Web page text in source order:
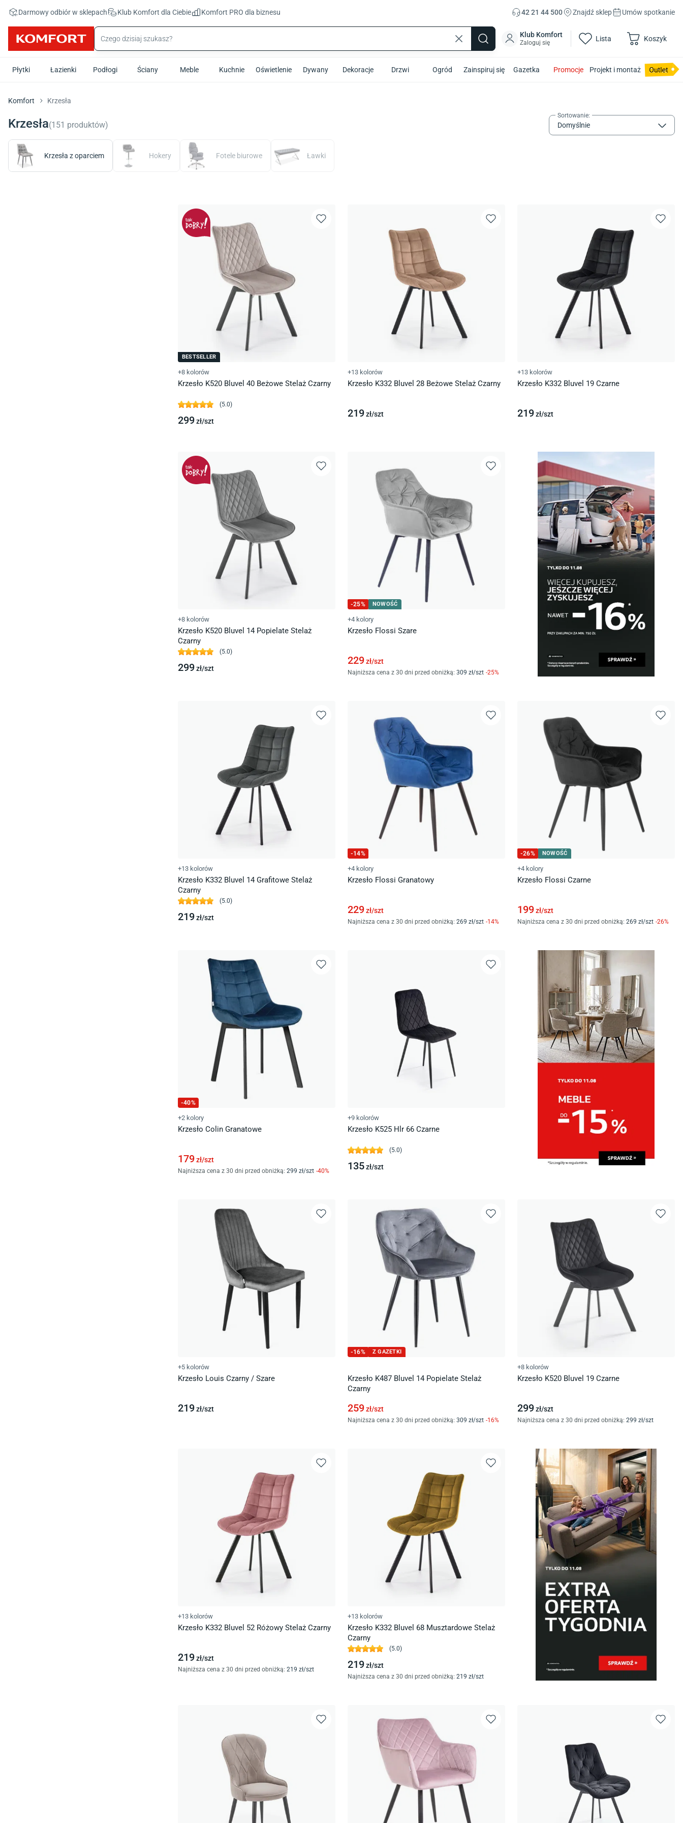
Darmowy odbiór w sklepach Klub Komfort dla Ciebie Komfort PRO dla biznesu 42 21 44 500 Znajdź sklep Umów spotkanie
Klub Komfort
Zaloguj się Lista Koszyk
Płytki Łazienki Podłogi Ściany Meble Kuchnie Oświetlenie Dywany Dekoracje Drzwi Ogród Zainspiruj się Gazetka Promocje Projekt i montaż
Komfort Krzesła
Krzesła(151 produktów)
Sortowanie:
Domyślnie
Krzesła z oparciem Hokery Fotele biurowe Ławki
BESTSELLER
+8 kolorów
Krzesło K520 Bluvel 40 Beżowe Stelaż Czarny
(5.0)
299zł/szt
+13 kolorów
Krzesło K332 Bluvel 28 Beżowe Stelaż Czarny
219zł/szt
+13 kolorów
Krzesło K332 Bluvel 19 Czarne
219zł/szt
+8 kolorów
Krzesło K520 Bluvel 14 Popielate Stelaż
Czarny
(5.0)
299zł/szt
-25% NOWOŚĆ
+4 kolory
Krzesło Flossi Szare
229zł/szt
Najniższa cena z 30 dni przed obniżką: 309 zł/szt -25%
+13 kolorów
Krzesło K332 Bluvel 14 Grafitowe Stelaż
Czarny
(5.0)
219zł/szt
-14%
+4 kolory
Krzesło Flossi Granatowy
229zł/szt
Najniższa cena z 30 dni przed obniżką: 269 zł/szt -14%
-26% NOWOŚĆ
+4 kolory
Krzesło Flossi Czarne
199zł/szt
Najniższa cena z 30 dni przed obniżką: 269 zł/szt -26%
-40%
+2 kolory
Krzesło Colin Granatowe
179zł/szt
Najniższa cena z 30 dni przed obniżką: 299 zł/szt -40%
+9 kolorów
Krzesło K525 Hlr 66 Czarne
(5.0)
135zł/szt
+5 kolorów
Krzesło Louis Czarny / Szare
219zł/szt
-16% Z GAZETKI
Krzesło K487 Bluvel 14 Popielate Stelaż
Czarny
259zł/szt
Najniższa cena z 30 dni przed obniżką: 309 zł/szt -16%
+8 kolorów
Krzesło K520 Bluvel 19 Czarne
299zł/szt
Najniższa cena z 30 dni przed obniżką: 299 zł/szt
+13 kolorów
Krzesło K332 Bluvel 52 Różowy Stelaż Czarny
219zł/szt
Najniższa cena z 30 dni przed obniżką: 219 zł/szt
+13 kolorów
Krzesło K332 Bluvel 68 Musztardowe Stelaż
Czarny
(5.0)
219zł/szt
Najniższa cena z 30 dni przed obniżką: 219 zł/szt